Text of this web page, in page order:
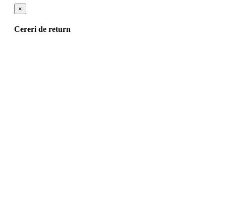
×
Cereri de return